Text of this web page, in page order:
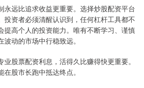
永远比追求收益更重要。选择炒股配资平台
投资者必须清醒认识到，任何杠杆工具都不
提高个人的投资能力。唯有不断学习、谨慎
动的市场中行稳致远。
股票配资利息，活得久比赚得快更重要。
股市长跑中抵达终点。